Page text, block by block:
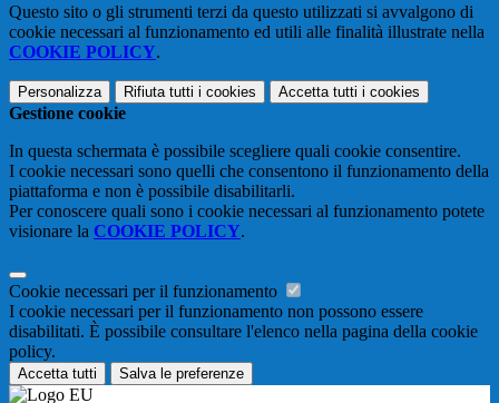
Questo sito o gli strumenti terzi da questo utilizzati si avvalgono di
cookie necessari al funzionamento ed utili alle finalità illustrate nella
COOKIE POLICY.
Personalizza Rifiuta tutti i cookies Accetta tutti i cookies
Gestione cookie
In questa schermata è possibile scegliere quali cookie consentire.
I cookie necessari sono quelli che consentono il funzionamento della
piattaforma e non è possibile disabilitarli.
Per conoscere quali sono i cookie necessari al funzionamento potete
visionare la COOKIE POLICY.
Cookie necessari per il funzionamento
I cookie necessari per il funzionamento non possono essere
disabilitati. È possibile consultare l'elenco nella pagina della cookie
policy.
Accetta tutti Salva le preferenze